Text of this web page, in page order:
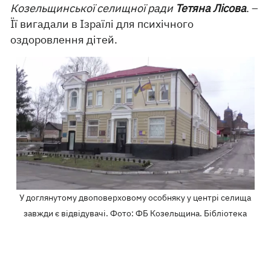
Козельщинської селищної ради Тетяна Лісова. –
Її вигадали в Ізраїлі для психічного
оздоровлення дітей.
У доглянутому двоповерховому особняку у центрі селища
завжди є відвідувачі. Фото: ФБ Козельщина. Бібліотека